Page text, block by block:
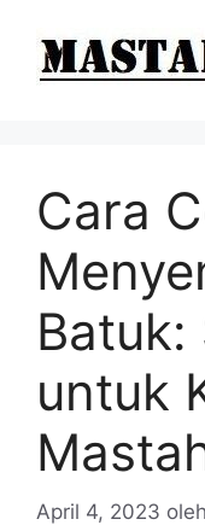
Cara
Batuk:
untuk
April 4, 2023 oleh